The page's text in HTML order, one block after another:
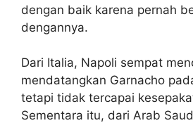
dengan baik karena pernah
dengannya.
Dari Italia, Napoli sempat
mendatangkan Garnacho
tetapi tidak tercapai
Sementara itu, dari Arab